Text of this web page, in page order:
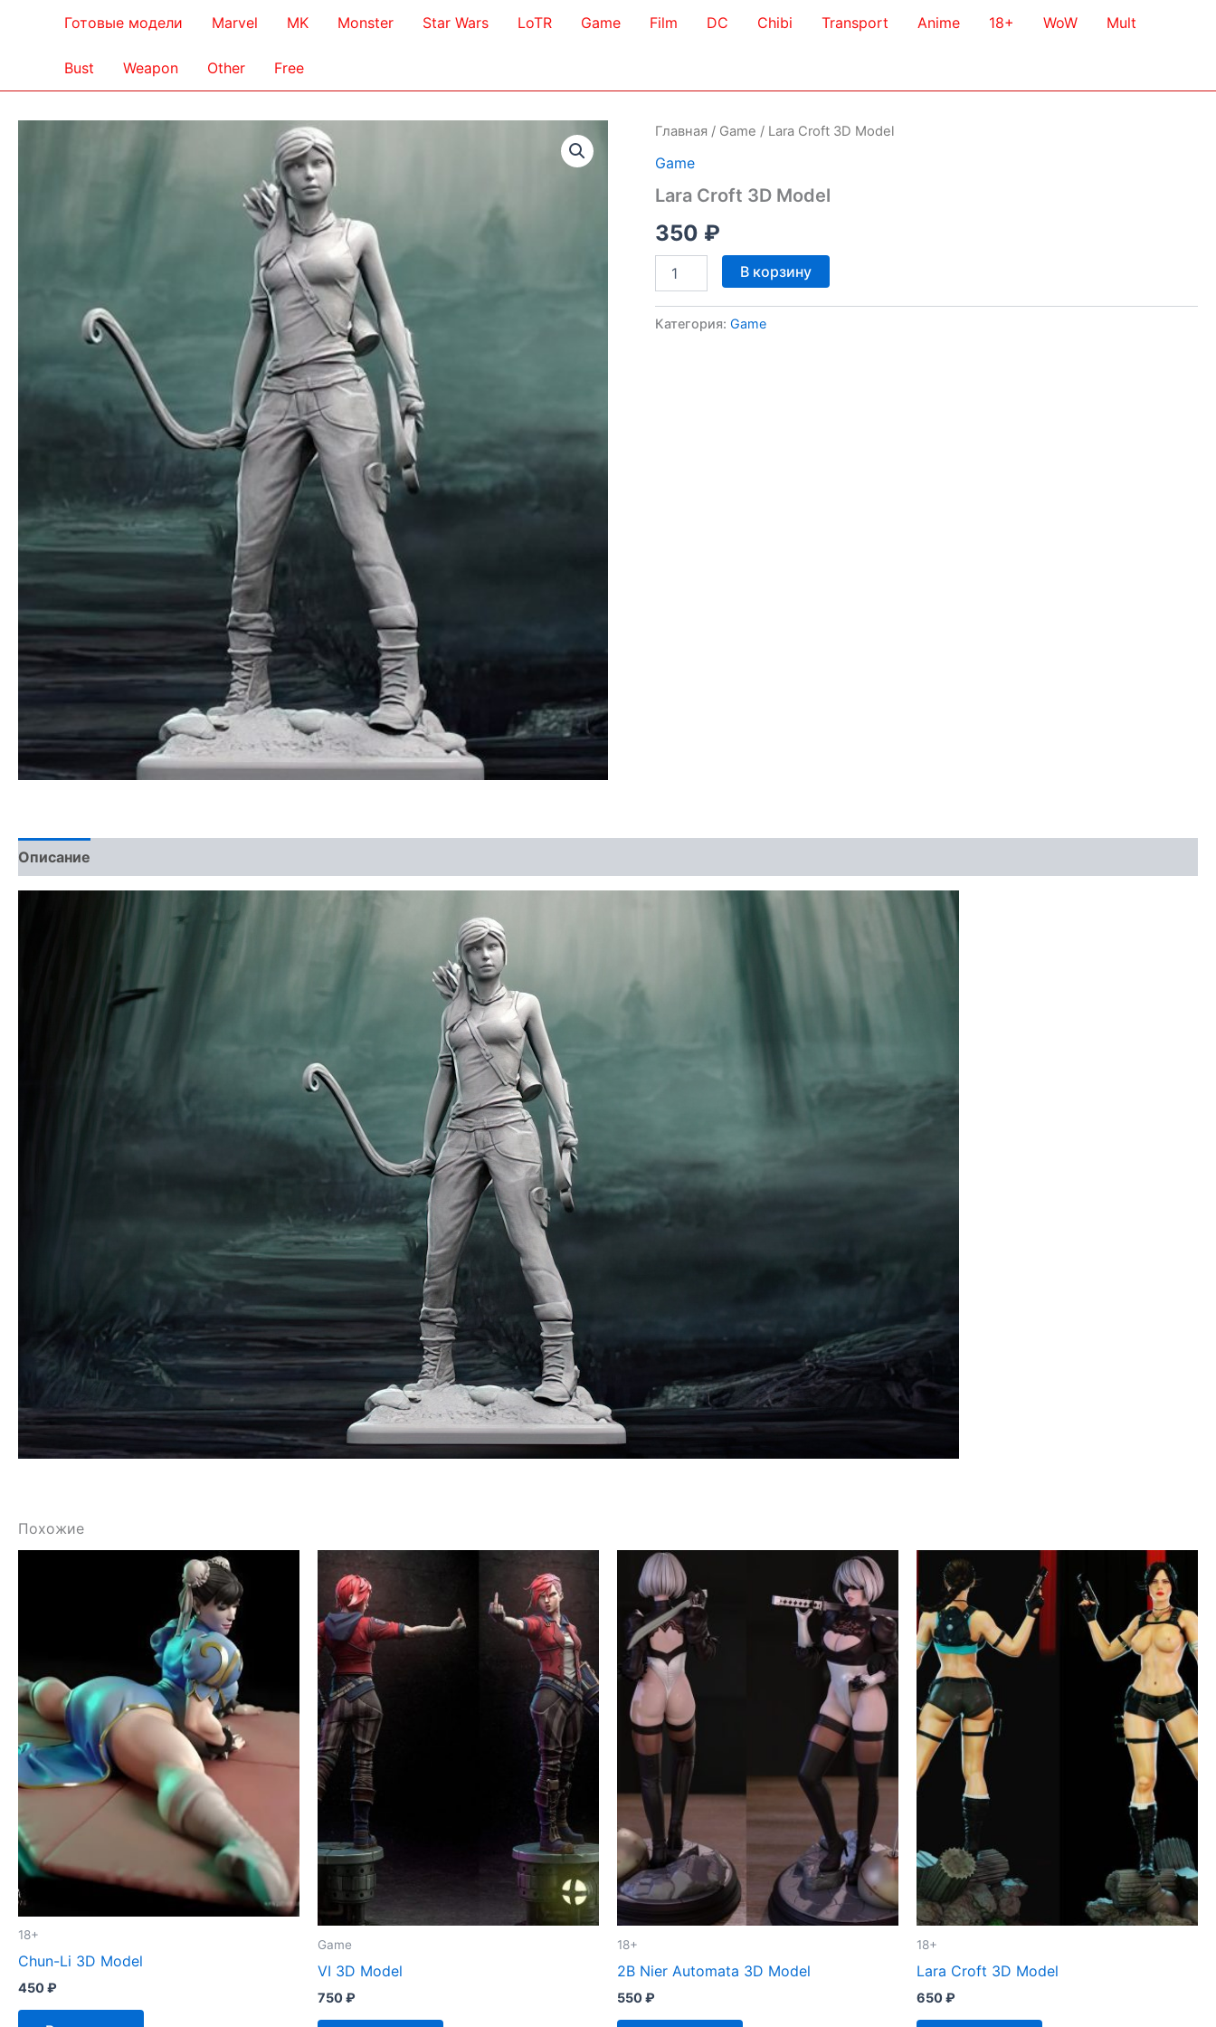
Готовые модели Marvel MK Monster Star Wars LoTR Game Film DC Chibi Transport Anime 18+ WoW Mult
Bust Weapon Other Free
Главная / Game / Lara Croft 3D Model
Game
Lara Croft 3D Model
350 ₽
Количество
товара
Croft
В корзину
Категория:Game
Описание
Похожие
18+
Chun-Li 3D Model
450₽
Game
VI 3D Model
750₽
18+
2B Nier Automata 3D Model
550₽
18+
Lara Croft 3D Model
650₽